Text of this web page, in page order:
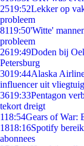
2519:52Lekker op
probleem
8119:50'Witte'
probleem
2619:49Doden bij
Petersburg
3019:44Alaska
influencer uit vliegtuig
3619:33Pentagon
tekort dreigt
118:54Gears of War:
1818:16Spotify
abonnees